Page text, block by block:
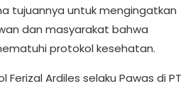
tujuannya untuk mengingatkan
dan masyarakat bahwa
protokol kesehatan.
Ardiles selaku Pawas di PT